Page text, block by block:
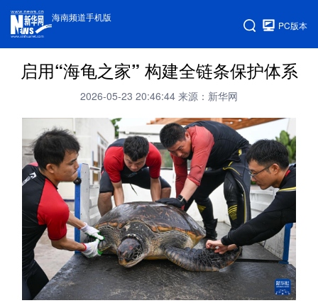
海南频道手机版
PC版本
启用“海龟之家” 构建全链条保护体系
2026-05-23 20:46:44 来源：新华网